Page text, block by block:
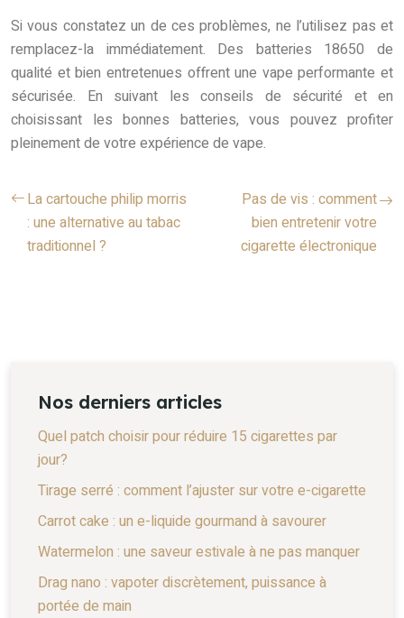
Si vous constatez un de ces problèmes, ne l’utilisez pas et
remplacez-la immédiatement. Des batteries 18650 de
qualité et bien entretenues offrent une vape performante et
sécurisée. En suivant les conseils de sécurité et en
choisissant les bonnes batteries, vous pouvez profiter
pleinement de votre expérience de vape.
La cartouche philip morris
: une alternative au tabac
traditionnel ?
Pas de vis : comment
bien entretenir votre
cigarette électronique
Nos derniers articles
Quel patch choisir pour réduire 15 cigarettes par
jour?
Tirage serré : comment l’ajuster sur votre e-cigarette
Carrot cake : un e-liquide gourmand à savourer
Watermelon : une saveur estivale à ne pas manquer
Drag nano : vapoter discrètement, puissance à
portée de main